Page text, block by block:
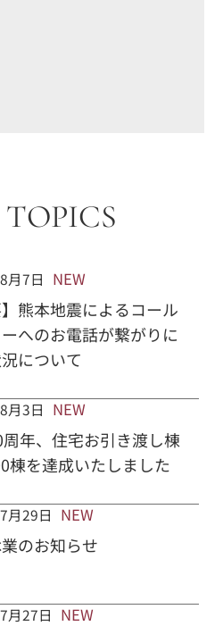
月7日 NEW
】熊本地震によるコール
へのお電話が繋がりに
について
月3日 NEW
年、住宅お引き渡し棟
棟を達成いたしました
月29日 NEW
のお知らせ
月27日 NEW